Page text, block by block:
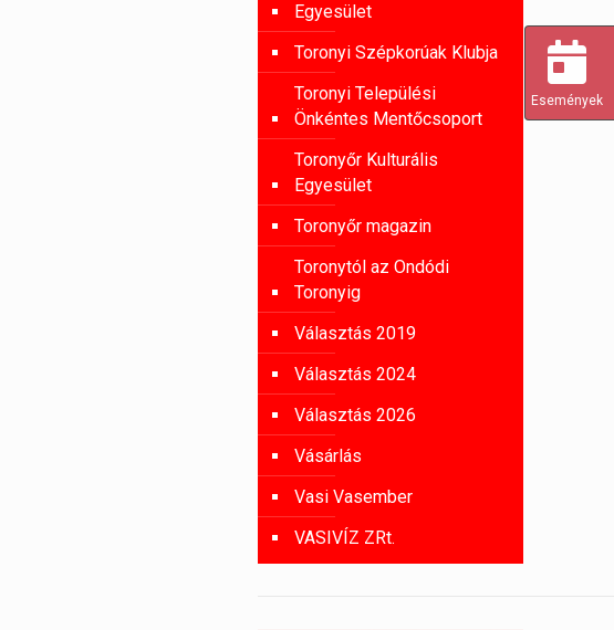
Egyesület
Toronyi Szépkorúak Klubja
Toronyi Települési
Önkéntes Mentőcsoport
Toronyőr Kulturális
Egyesület
Toronyőr magazin
Toronytól az Ondódi
Toronyig
Választás 2019
Választás 2024
Választás 2026
Vásárlás
Vasi Vasember
VASIVÍZ ZRt.
Események